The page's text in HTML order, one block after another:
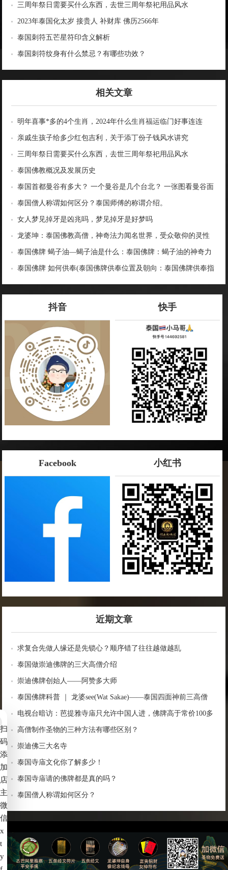
2566年
三周年祭日需要买什么东西，去世三周年祭祀用品风水
2023年泰国化太岁 接贵人 补财库 佛历2566年
泰国刺符五芒星符印含义解析
泰国刺符纹身有什么禁忌？有哪些功效？
相关文章
明年喜事*多的4个生肖，2024年什么生肖福运临门好事连连
亲戚生孩子给多少红包吉利，关于添丁份子钱风水讲究
三周年祭日需要买什么东西，去世三周年祭祀用品风水
泰国佛教概况及发展历史
泰国首都曼谷有多大？ 一个曼谷是几个台北？ 一张图看曼谷面
积与各大城市比较
泰国僧人称谓如何区分？泰国师傅的称谓介绍。
女人梦见掉牙是凶兆吗，梦见掉牙是好梦吗
龙婆坤：泰国佛教高僧，神奇法力闻名世界，受众敬仰的灵性
导师
泰国佛牌 蝎子油—蝎子油是什么：泰国佛牌：蝎子油的神奇力
量
泰国佛牌 如何供奉(泰国佛牌供奉位置及朝向：泰国佛牌供奉指
南)
抖音 快手
Facebook 小红书
近期文章
求复合先做人缘还是先锁心？顺序错了往往越做越乱
泰国做崇迪佛牌的三大高僧介绍
崇迪佛牌创始人——阿赞多大师
泰国佛牌科普 ｜ 龙婆see(Wat Sakae)——泰国四面神前三高僧
电视台暗访：芭提雅寺庙只允许中国人进，佛牌高于常价100多
倍！
高僧制作圣物的三种方法有哪些区别？
崇迪佛三大名寺
泰国寺庙文化你了解多少！
泰国寺庙请的佛牌都是真的吗？
泰国僧人称谓如何区分？
备案号：赣ICP备2022006539号-4
扫
码
添
加
店
主
微
信
x
t
y